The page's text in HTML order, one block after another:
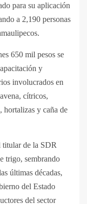
para su aplicación
a 2,190 personas
650 mil pesos se
y
involucrados en
cítricos,
hortalizas y caña de
titular de la SDR
trigo, sembrando
últimas décadas,
del Estado
del sector